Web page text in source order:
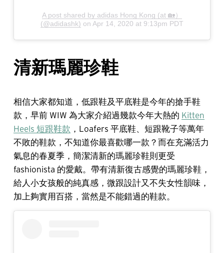
A post shared by adidas Hong Kong (at 🏡）
(@adidashk) on Apr 14, 2020 at 9:13pm PDT
清新瑪麗珍鞋
相信大家都知道，低跟鞋及平底鞋是今年的搶手鞋
款，早前 WIW 為大家介紹過幾款今年大熱的 Kitten
Heels 短跟鞋款 ，Loafers 平底鞋、短跟靴子等萬年
不敗的鞋款，不知道你最喜歡哪一款？而在充滿活力
氣息的春夏季，簡潔清新的瑪麗珍鞋則更受
fashionista 的愛戴。帶有清新復古感覺的瑪麗珍鞋，
給人小女孩般的純真感，微跟設計又不失女性韻味，
加上夠實用百搭，當然是不能錯過的鞋款。